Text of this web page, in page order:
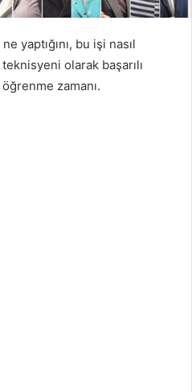
yaptığını, bu işi nasıl
olarak başarılı
zamanı.